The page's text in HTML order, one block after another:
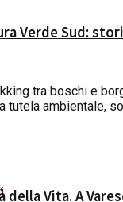
Verde Sud:
tra boschi e
tutela ambientale,
Vita. A